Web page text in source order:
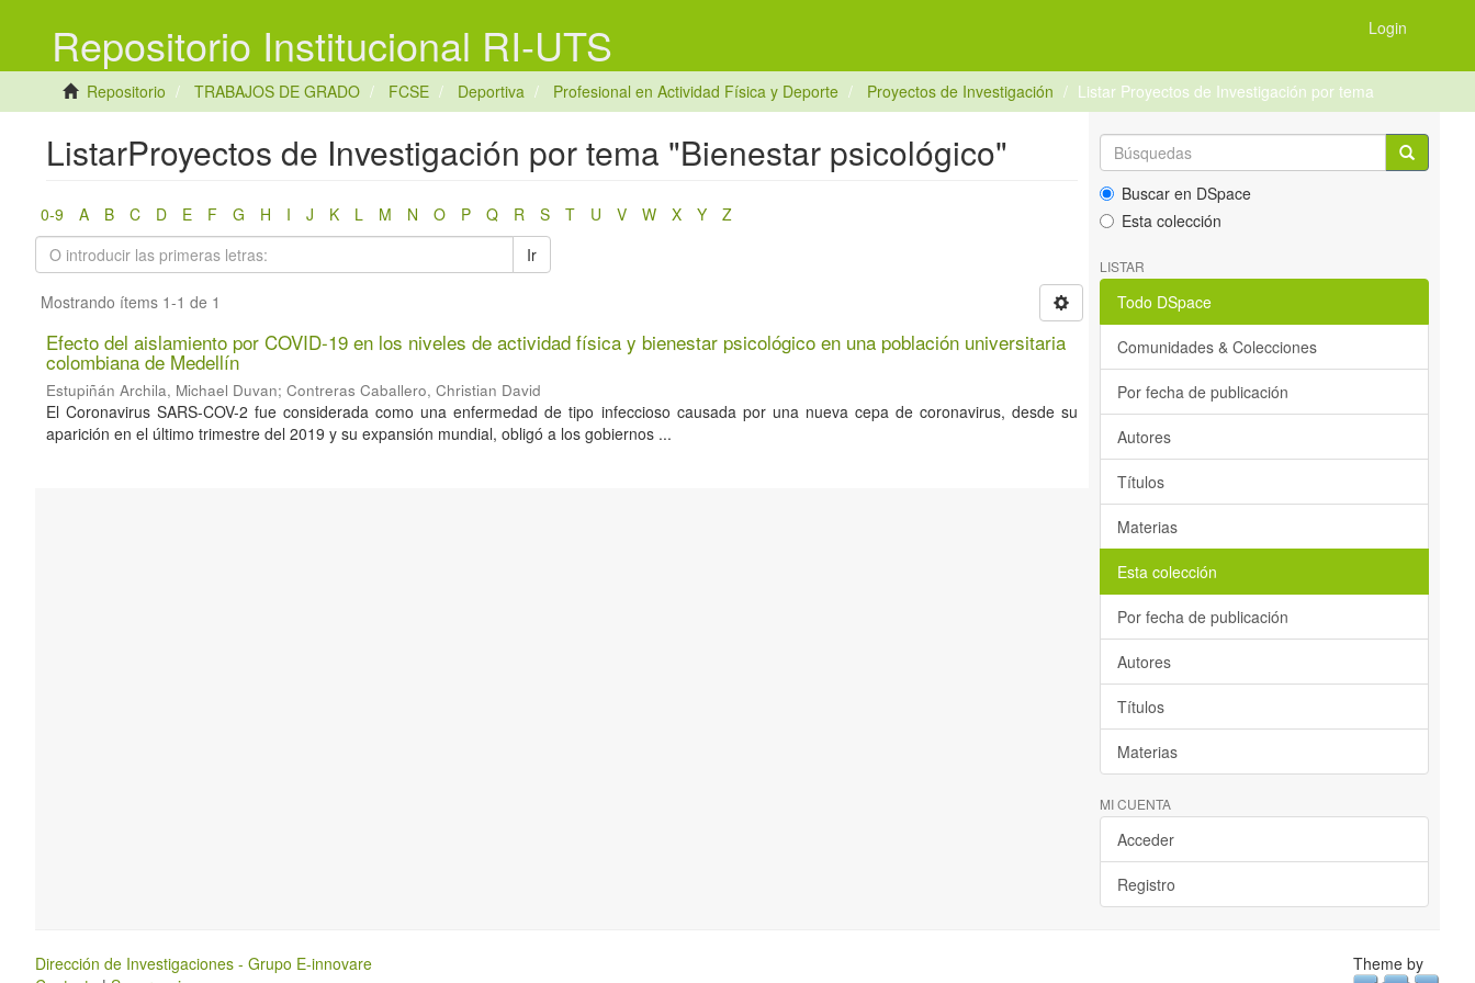
Repositorio Institucional RI-UTS Login
Repositorio TRABAJOS DE GRADO FCSE Deportiva Profesional en Actividad Física y Deporte Proyectos de Investigación Listar Proyectos de Investigación por tema
ListarProyectos de Investigación por tema "Bienestar psicológico"
0-9 A B C D E F G H I J K L M N O P Q R S T U V W X Y
Z
Ir
Mostrando ítems 1-1 de 1
Efecto del aislamiento por COVID-19 en los niveles de actividad física y bienestar psicológico en una población universitaria
colombiana de Medellín
Estupiñán Archila, Michael Duvan; Contreras Caballero, Christian David
El Coronavirus SARS-COV-2 fue considerada como una enfermedad de tipo infeccioso causada por una nueva cepa de coronavirus, desde su
aparición en el último trimestre del 2019 y su expansión mundial, obligó a los gobiernos ...
Buscar en DSpace
Esta colección
LISTAR
Todo DSpace
Comunidades & Colecciones
Por fecha de publicación
Autores
Títulos
Materias
Esta colección
Por fecha de publicación
Autores
Títulos
Materias
MI CUENTA
Acceder
Registro
Dirección de Investigaciones - Grupo E-innovare
Theme by